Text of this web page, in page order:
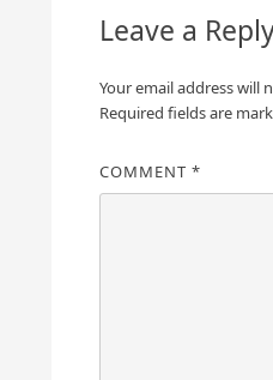
Leave a
Your email address will
Required fields are
COMMENT *